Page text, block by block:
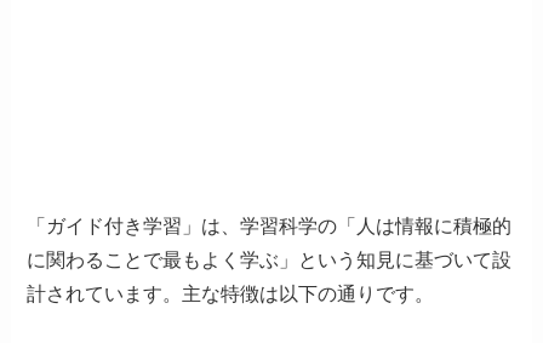
「ガイド付き学習」は、学習科学の「人は情報に積極的
に関わることで最もよく学ぶ」という知見に基づいて設
計されています。主な特徴は以下の通りです。